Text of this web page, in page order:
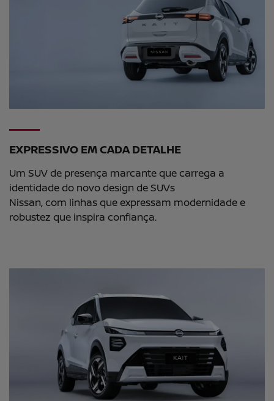
EXPRESSIVO EM CADA DETALHE
Um SUV de presença marcante que carrega a
identidade do novo design de SUVs
Nissan, com linhas que expressam modernidade e
robustez que inspira confiança.